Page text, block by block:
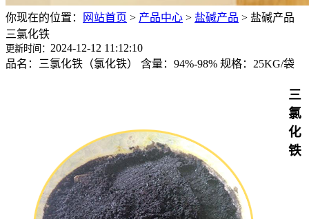
你现在的位置： 网站首页 > 产品中心 > 盐碱产品 > 盐碱产品
三氯化铁
更新时间： 2024-12-12 11:12:10
品名：三氯化铁（氯化铁） 含量：94%-98% 规格：25KG/袋
三
氯
化
铁